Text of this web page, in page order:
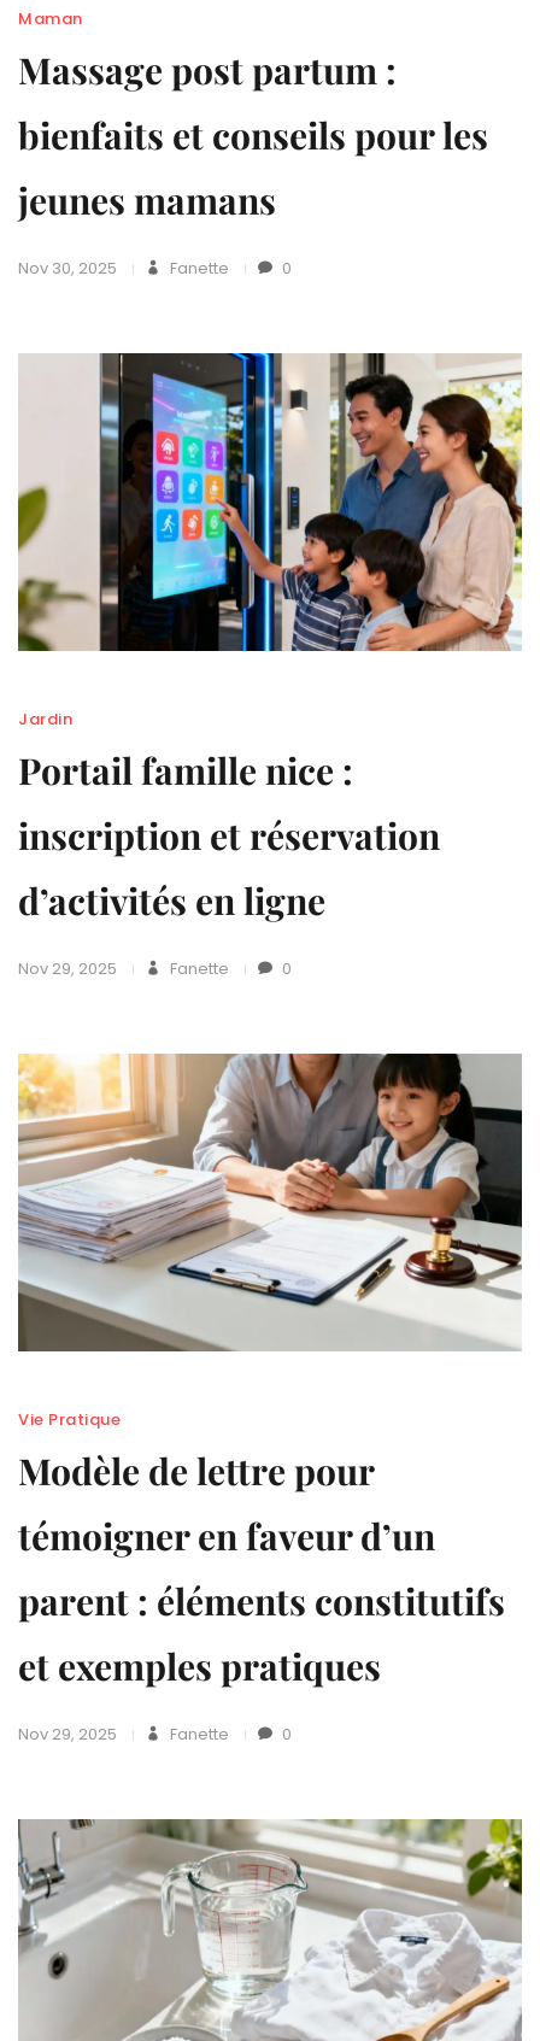
Maman
Massage post partum :
bienfaits et conseils pour les
jeunes mamans
Nov 30, 2025 Fanette 0
Jardin
Portail famille nice :
inscription et réservation
d’activités en ligne
Nov 29, 2025 Fanette 0
Vie Pratique
Modèle de lettre pour
témoigner en faveur d’un
parent : éléments constitutifs
et exemples pratiques
Nov 29, 2025 Fanette 0